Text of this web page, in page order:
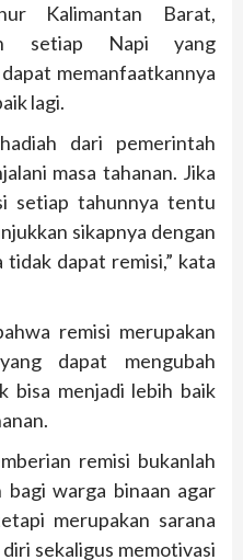
Kalimantan Barat,
setiap Napi yang
memanfaatkannya
lagi.
dari pemerintah
masa tahanan. Jika
setiap tahunnya tentu
sikapnya dengan
dapat remisi,” kata
remisi merupakan
dapat mengubah
bisa menjadi lebih baik
remisi bukanlah
warga binaan agar
merupakan sarana
sekaligus memotivasi